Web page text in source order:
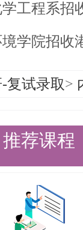
程系招收港
院招收港澳
复试录取>
推荐课程